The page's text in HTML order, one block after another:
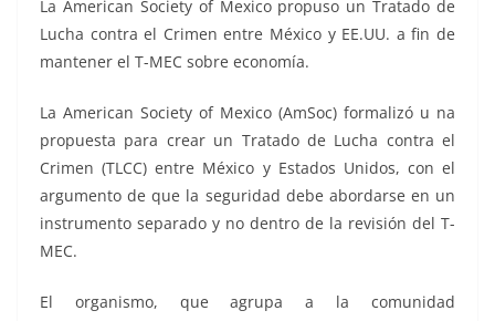
La American Society of Mexico propuso un Tratado de
Lucha contra el Crimen entre México y EE.UU. a fin de
mantener el T-MEC sobre economía.
La American Society of Mexico (AmSoc) formalizó u na
propuesta para crear un Tratado de Lucha contra el
Crimen (TLCC) entre México y Estados Unidos, con el
argumento de que la seguridad debe abordarse en un
instrumento separado y no dentro de la revisión del T-
MEC.
El organismo, que agrupa a la comunidad